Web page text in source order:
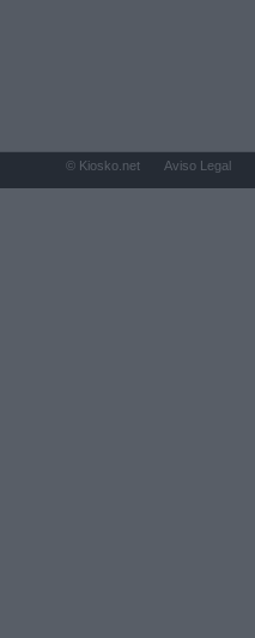
© Kiosko.net Aviso Legal